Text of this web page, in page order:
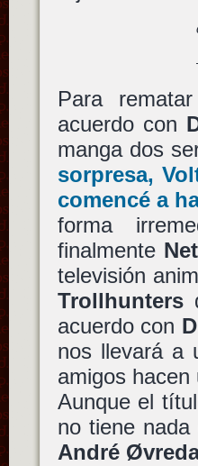
Para
acuerdo con
manga dos
sorpresa,
comencé a
forma
finalmente
televisión
Trollhunters
acuerdo con
nos llevará a
amigos
Aunque el
no tiene
André